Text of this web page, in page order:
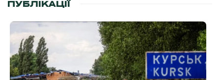
ПУБЛІКАЦІЇ